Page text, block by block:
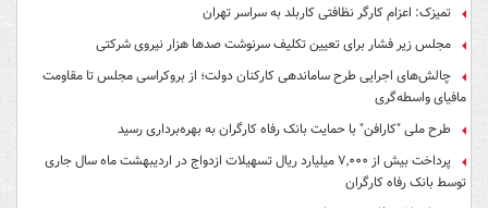
تمیزک: اعزام کارگر نظافتی کاربلد به سراسر تهران
مجلس زیر فشار برای تعیین تکلیف سرنوشت صدها هزار نیروی شرکتی
چالش‌های اجرایی طرح ساماندهی کارکنان دولت؛ از بروکراسی مجلس تا مقاومت
مافیای واسطه‌گری
طرح ملی "کارافن" با حمایت بانک رفاه کارگران به بهره‌برداری رسید
پرداخت بیش از ۷,۰۰۰ میلیارد ریال تسهیلات ازدواج در اردیبهشت ماه سال جاری
توسط بانک رفاه کارگران